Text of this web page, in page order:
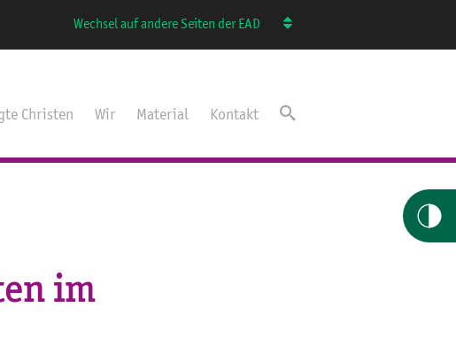
Wechsel auf andere Seiten der EAD
Christen Wir Material Kontakt
im